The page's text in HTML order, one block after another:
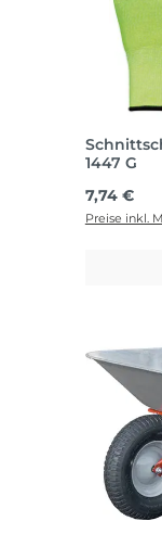
1447 G
Regulärer
7,74 €
Preise inkl.